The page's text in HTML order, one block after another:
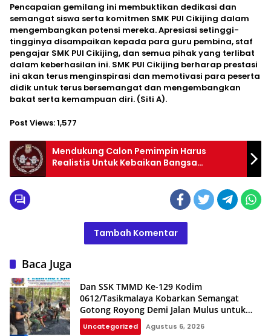
Pencapaian gemilang ini membuktikan dedikasi dan
semangat siswa serta komitmen SMK PUI Cikijing dalam
mengembangkan potensi mereka. Apresiasi setinggi-
tingginya disampaikan kepada para guru pembina, staf
pengajar SMK PUI Cikijing, dan semua pihak yang terlibat
dalam keberhasilan ini. SMK PUI Cikijing berharap prestasi
ini akan terus menginspirasi dan memotivasi para peserta
didik untuk terus bersemangat dan mengembangkan
bakat serta kemampuan diri. (Siti A).
Post Views:1,577
Mendukung Calon Pemimpin Harus
Realistis Untuk Kebaikan Bangsa
Indonesia ke Depan
Tambah Komentar
Baca Juga
Dan SSK TMMD Ke-129 Kodim
0612/Tasikmalaya Kobarkan Semangat
Gotong Royong Demi Jalan Mulus untuk
Rakyat
Uncategorized Agustus 6, 2026